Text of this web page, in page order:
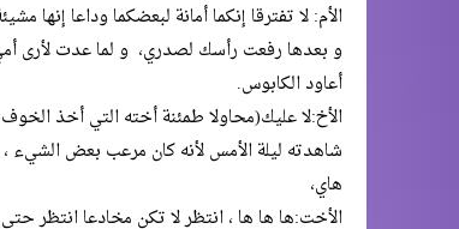
الأم: لا تفترقا إنكما أمانة لبعضكما وداعا إنها
و بعدها رفعت رأسك لصدري، و لما عدت لأرى
أعاود الكابوس.
الأخ:لا عليك(محاولا طمئنة أخته التي أخذ الخوف
شاهدته ليلة الأمس لأنه كان مرعب بعض الشيء
هاي،
الأخت:ها ها ها ، انتظر لا تكن مخادعا انتظر